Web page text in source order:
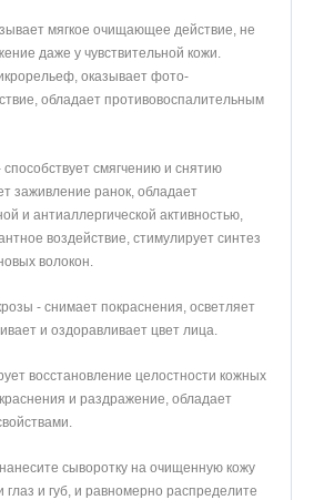
мягкое очищающее действие, не
даже у чувствительной кожи.
оказывает фото-
обладает противовоспалительным
способствует смягчению и снятию
заживление ранок, обладает
и антиаллергической активностью,
воздействие, стимулирует синтез
волокон.
- снимает покраснения, осветляет
и оздоравливает цвет лица.
восстановление целостности кожных
и раздражение, обладает
сыворотку на очищенную кожу
глаз и губ, и равномерно распределите